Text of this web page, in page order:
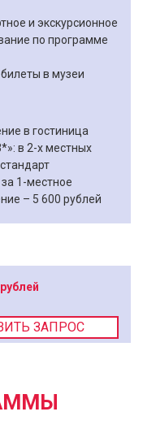
и экскурсионное
по программе
в музеи
в гостиница
в 2-х местных
1-местное
– 5 600 рублей
рублей
ЗАПРОС